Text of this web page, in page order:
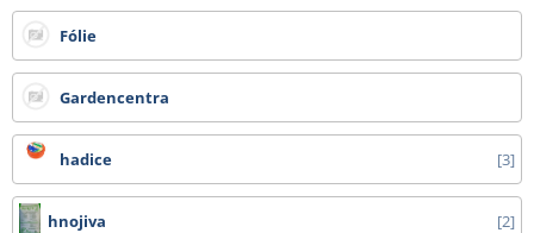
Fólie
Gardencentra
hadice 3
hnojiva 2